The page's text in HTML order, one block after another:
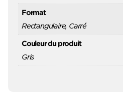
Format
Rectangulaire, Carré
Couleur du produit
Gris